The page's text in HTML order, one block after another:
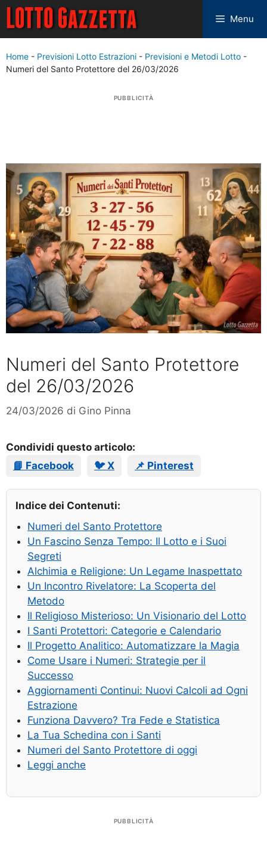
Menu
Home - Previsioni Lotto Estrazioni - Previsioni e Metodi Lotto -
Numeri del Santo Protettore del 26/03/2026
PUBBLICITÀ
Numeri del Santo Protettore
del 26/03/2026
24/03/2026 di Gino Pinna
Condividi questo articolo:
📘 Facebook
🐦 X 📌 Pinterest
Indice dei Contenuti:
Numeri del Santo Protettore
Un Fascino Senza Tempo: Il Lotto e i Suoi
Segreti
Alchimia e Religione: Un Legame Inaspettato
Un Incontro Rivelatore: La Scoperta del
Metodo
Il Religioso Misterioso: Un Visionario del Lotto
I Santi Protettori: Categorie e Calendario
Il Progetto Analitico: Automatizzare la Magia
Come Usare i Numeri: Strategie per il
Successo
Aggiornamenti Continui: Nuovi Calcoli ad Ogni
Estrazione
Funziona Davvero? Tra Fede e Statistica
La Tua Schedina con i Santi
Numeri del Santo Protettore di oggi
Leggi anche
PUBBLICITÀ